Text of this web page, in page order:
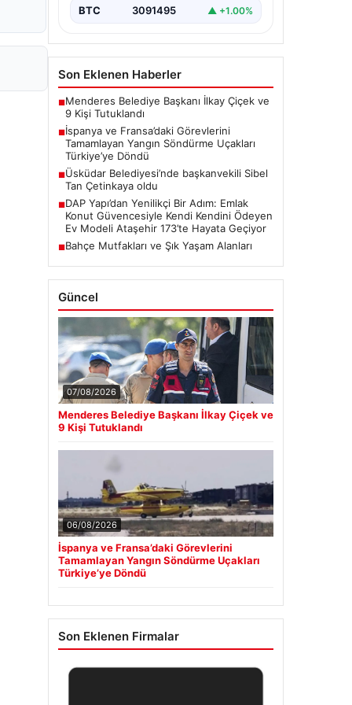
BTC 3091495 ▲ +1.00%
Son Eklenen Haberler
■Menderes Belediye Başkanı İlkay Çiçek ve
9 Kişi Tutuklandı
■İspanya ve Fransa’daki Görevlerini
Tamamlayan Yangın Söndürme Uçakları
Türkiye’ye Döndü
■Üsküdar Belediyesi’nde başkanvekili Sibel
Tan Çetinkaya oldu
■DAP Yapı’dan Yenilikçi Bir Adım: Emlak
Konut Güvencesiyle Kendi Kendini Ödeyen
Ev Modeli Ataşehir 173’te Hayata Geçiyor
■Bahçe Mutfakları ve Şık Yaşam Alanları
Güncel
07/08/2026
Menderes Belediye Başkanı İlkay Çiçek ve
9 Kişi Tutuklandı
06/08/2026
İspanya ve Fransa’daki Görevlerini
Tamamlayan Yangın Söndürme Uçakları
Türkiye’ye Döndü
Son Eklenen Firmalar